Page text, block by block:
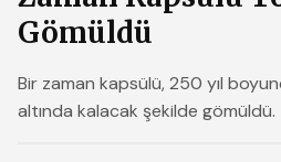
Gömüldü
Bir zaman kapsülü, 250 yıl
altında kalacak şekilde gömüldü.